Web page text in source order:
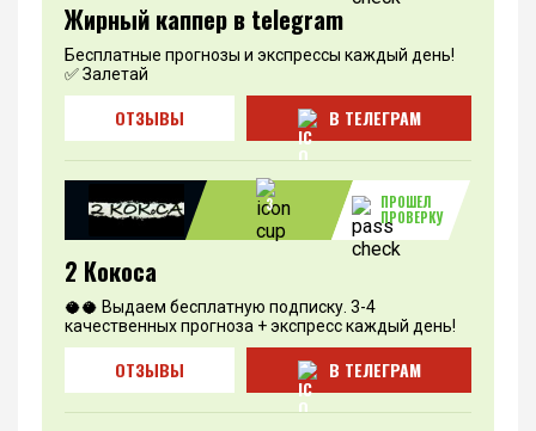
Жирный каппер в telegram
Бесплатные прогнозы и экспрессы каждый день!
✅ Залетай
ОТЗЫВЫ В ТЕЛЕГРАМ
3
ПРОШЕЛ
ПРОВЕРКУ
2 Кокоса
🥥🥥 Выдаем бесплатную подписку. 3-4
качественных прогноза + экспресс каждый день!
ОТЗЫВЫ В ТЕЛЕГРАМ